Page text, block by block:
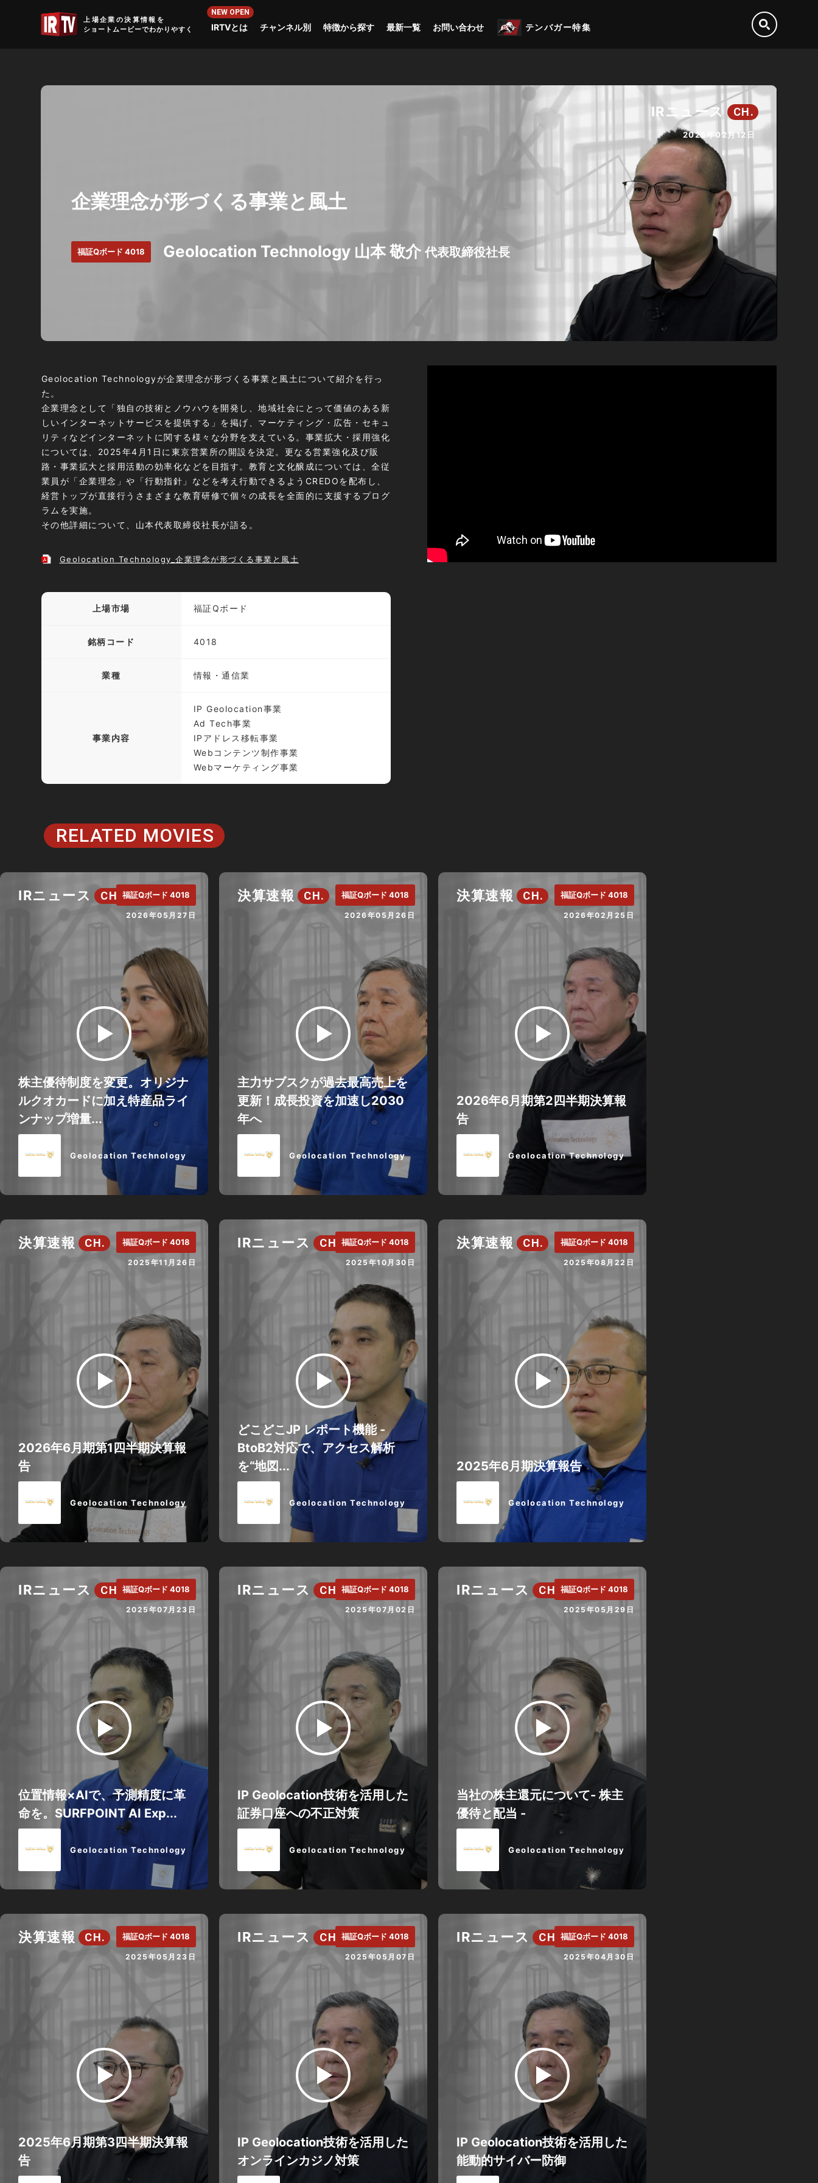
上場企業の決算情報を
ショートムービーでわかりやすく
IRTVとは チャンネル別 特徴から探す 最新一覧 お問い合わせ テンバガー特集
IRニュース CH.
2025年02月12日
企業理念が形づくる事業と風土
福証Qボード 4018 Geolocation Technology 山本 敬介代表取締役社長
Geolocation Technologyが企業理念が形づくる事業と風土について紹介を行っ
た。
企業理念として「独自の技術とノウハウを開発し、地域社会にとって価値のある新
しいインターネットサービスを提供する」を掲げ、マーケティング・広告・セキュ
リティなどインターネットに関する様々な分野を支えている。事業拡大・採用強化
については、2025年4月1日に東京営業所の開設を決定。更なる営業強化及び販
路・事業拡大と採用活動の効率化などを目指す。教育と文化醸成については、全従
業員が「企業理念」や「行動指針」などを考え行動できるようCREDOを配布し、
経営トップが直接行うさまざまな教育研修で個々の成長を全面的に支援するプログ
ラムを実施。
その他詳細について、山本代表取締役社長が語る。
Geolocation Technology_企業理念が形づくる事業と風土
上場市場 福証Qボード
銘柄コード 4018
業種 情報・通信業
事業内容
IP Geolocation事業
Ad Tech事業
IPアドレス移転事業
Webコンテンツ制作事業
Webマーケティング事業
RELATED MOVIES
IRニュース CH. 福証Qボード 4018
2026年05月27日
Geolocation Technology
株主優待制度を変更。オリジナ
ルクオカードに加え特産品ライ
ンナップ増量...
決算速報 CH. 福証Qボード 4018
2026年05月26日
Geolocation Technology
主力サブスクが過去最高売上を
更新！成長投資を加速し2030
年へ
決算速報 CH. 福証Qボード 4018
2026年02月25日
Geolocation Technology
2026年6月期第2四半期決算報
告
決算速報 CH. 福証Qボード 4018
2025年11月26日
Geolocation Technology
2026年6月期第1四半期決算報
告
IRニュース CH. 福証Qボード 4018
2025年10月30日
Geolocation Technology
どこどこJP レポート機能 -
BtoB2対応で、アクセス解析
を“地図...
決算速報 CH. 福証Qボード 4018
2025年08月22日
Geolocation Technology
2025年6月期決算報告
IRニュース CH. 福証Qボード 4018
2025年07月23日
Geolocation Technology
位置情報×AIで、予測精度に革
命を。SURFPOINT AI Exp...
IRニュース CH. 福証Qボード 4018
2025年07月02日
Geolocation Technology
IP Geolocation技術を活用した
証券口座への不正対策
IRニュース CH. 福証Qボード 4018
2025年05月29日
Geolocation Technology
当社の株主還元について- 株主
優待と配当 -
決算速報 CH. 福証Qボード 4018
2025年05月23日
2025年6月期第3四半期決算報
告
IRニュース CH. 福証Qボード 4018
2025年05月07日
IP Geolocation技術を活用した
オンラインカジノ対策
IRニュース CH. 福証Qボード 4018
2025年04月30日
IP Geolocation技術を活用した
能動的サイバー防御